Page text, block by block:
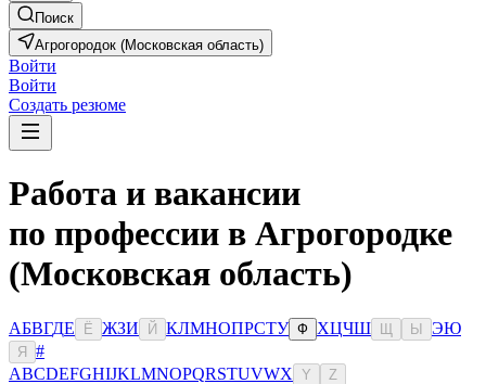
Поиск
Агрогородок (Московская область)
Войти
Войти
Создать резюме
Работа и вакансии
по профессии в Агрогородке
(Московская область)
АБВГДЕ Ё ЖЗИ Й КЛМНОПРСТУ Ф ХЦЧШ Ы ЭЮ
Я
#
ABCDEFGHIJKLMNOPQRSTUVWX Y Z